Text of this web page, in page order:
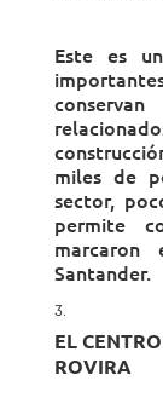
Este es
miles de
sector,
permite
Santander.
EL
ROVIRA